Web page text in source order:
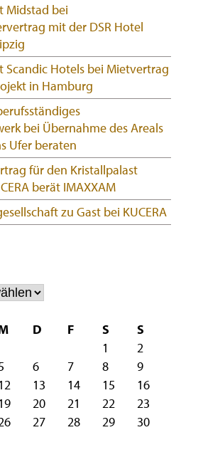
Midstad bei
mit der DSR Hotel
Scandic Hotels bei Mietvertrag
in Hamburg
bei Übernahme des Areals
Ufer beraten
für den Kristallpalast
berät IMAXXAM
zu Gast bei KUCERA
D F S
S
1
2
6 7 8
9
12 13 14 15
16
19 20 21 22
23
27 28 29
30